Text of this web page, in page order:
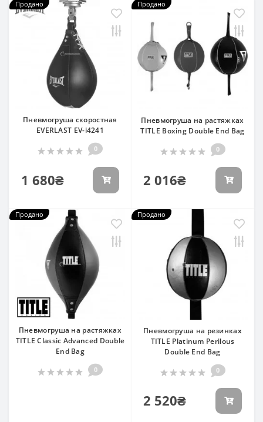
Продано
Пневмогруша скоростная
EVERLAST EV-i4241
0
1 680₴
Продано
Пневмогруша на растяжках
TITLE Boxing Double End Bag
0
2 016₴
Продано
Пневмогруша на растяжках
TITLE Classic Advanced Double
End Bag
0
Продано
Пневмогруша на резинках
TITLE Platinum Perilous
Double End Bag
0
2 520₴